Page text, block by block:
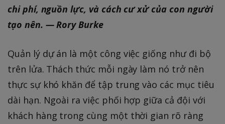
chi phí, nguồn lực, và cách cư xử của con người
tạo nên. — Rory Burke
Quản lý dự án là một công việc giống như đi bộ
trên lửa. Thách thức mỗi ngày làm nó trở nên
thực sự khó khăn để tập trung vào các mục tiêu
dài hạn. Ngoài ra việc phối hợp giữa cả đội với
khách hàng trong cùng một thời gian rõ ràng